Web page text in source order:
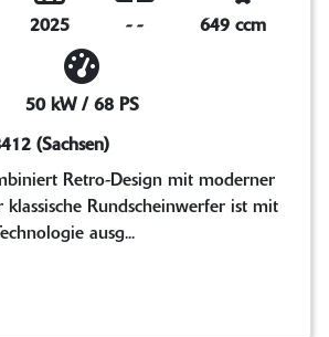
2025 - - 649 ccm
50 kW / 68 PS
(Sachsen)
Retro-Design mit moderner
klassische Rundscheinwerfer ist mit
ausg...